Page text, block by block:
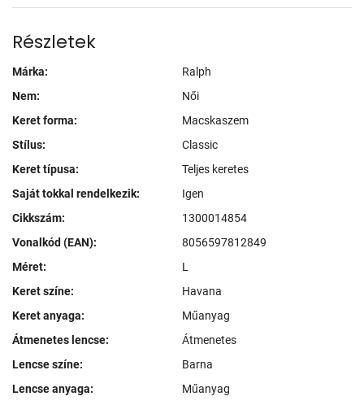
Részletek
Márka:
Ralph
Nem:
Női
Keret forma:
Macskaszem
Stílus:
Classic
Keret típusa:
Teljes keretes
Saját tokkal rendelkezik:
Igen
Cikkszám:
1300014854
Vonalkód (EAN):
8056597812849
Méret:
L
Keret színe:
Havana
Keret anyaga:
Műanyag
Átmenetes lencse:
Átmenetes
Lencse színe:
Barna
Lencse anyaga:
Műanyag